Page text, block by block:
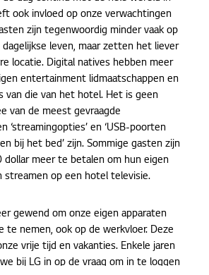
ook invloed op onze verwachtingen
zijn tegenwoordig minder vaak op
leven, maar zetten het liever
locatie. Digital natives hebben meer
entertainment lidmaatschappen en
van die van het hotel. Het is geen
van de meest gevraagde
‘streamingopties’ en ‘USB-poorten
bij het bed’ zijn. Sommige gasten zijn
dollar meer te betalen om hun eigen
op een hotel televisie.
gewend om onze eigen apparaten
te nemen, ook op de werkvloer. Deze
vrije tijd en vakanties. Enkele jaren
bij LG in op de vraag om in te loggen